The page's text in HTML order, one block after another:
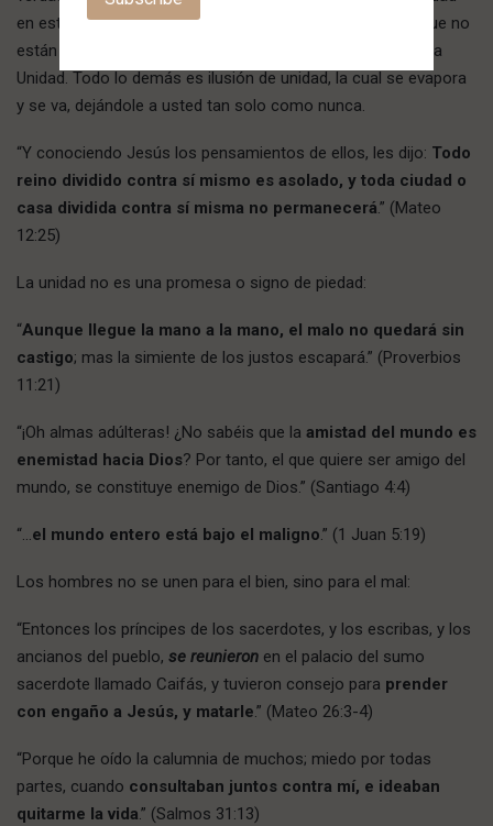
en este asunto. Estamos a favor o en contra de Él. Los que no
están con Él,
. Él es la Mayoría de Uno. Él es la
Unidad. Todo lo demás es ilusión de unidad, la cual se evapora
y se va, dejándole a usted tan solo como nunca.
“Y conociendo Jesús los pensamientos de ellos, les dijo: Todo
reino dividido contra sí mismo es asolado, y toda ciudad o
casa dividida contra sí misma no permanecerá.” (Mateo
12:25)
La unidad no es una promesa o signo de piedad:
“Aunque llegue la mano a la mano, el malo no quedará sin
castigo; mas la simiente de los justos escapará.” (Proverbios
11:21)
“¡Oh almas adúlteras! ¿No sabéis que la amistad del mundo es
enemistad hacia Dios? Por tanto, el que quiere ser amigo del
mundo, se constituye enemigo de Dios.” (Santiago 4:4)
“… el mundo entero está bajo el maligno.” (1 Juan 5:19)
Los hombres no se unen para el bien, sino para el mal:
“Entonces los príncipes de los sacerdotes, y los escribas, y los
ancianos del pueblo, se reunieron en el palacio del sumo
sacerdote llamado Caifás, y tuvieron consejo para prender
con engaño a Jesús, y matarle.” (Mateo 26:3-4)
“Porque he oído la calumnia de muchos; miedo por todas
partes, cuando consultaban juntos contra mí, e ideaban
quitarme la vida.” (Salmos 31:13)